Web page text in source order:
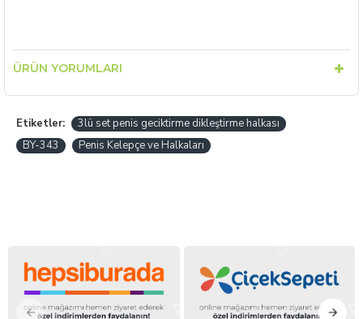
ÜRÜN YORUMLARI
Etiketler:
3lü set penis geciktirme dikleştirme halkası
BY-343
Penis Kelepçe ve Halkaları